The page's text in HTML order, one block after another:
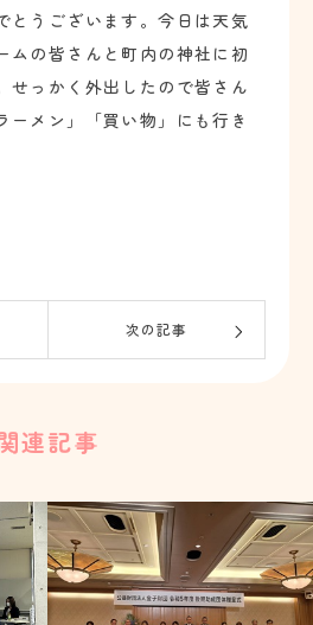
とうございます。今日は天気
ムの皆さんと町内の神社に初
せっかく外出したので皆さん
ーメン」「買い物」にも行き
次の記事
連記事